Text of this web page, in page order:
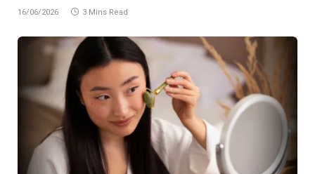
16/06/2026 3 Mins Read